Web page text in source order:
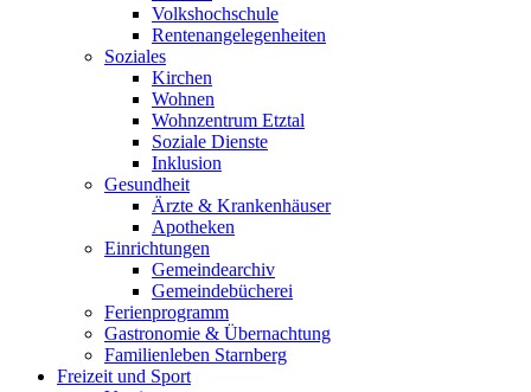
Volkshochschule
Rentenangelegenheiten
Soziales
Kirchen
Wohnen
Wohnzentrum Etztal
Soziale Dienste
Inklusion
Gesundheit
Ärzte & Krankenhäuser
Apotheken
Einrichtungen
Gemeindearchiv
Gemeindebücherei
Ferienprogramm
Gastronomie & Übernachtung
Familienleben Starnberg
Freizeit und Sport